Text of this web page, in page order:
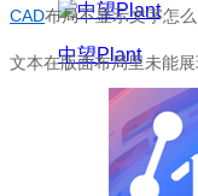
中望Plant
CAD布局不显示文字怎
文本在版面布局里未能